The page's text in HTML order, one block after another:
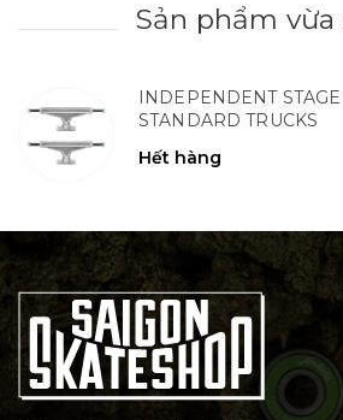
Sản phẩm vừa
INDEPENDENT
STANDARD TRUCKS
Hết hàng